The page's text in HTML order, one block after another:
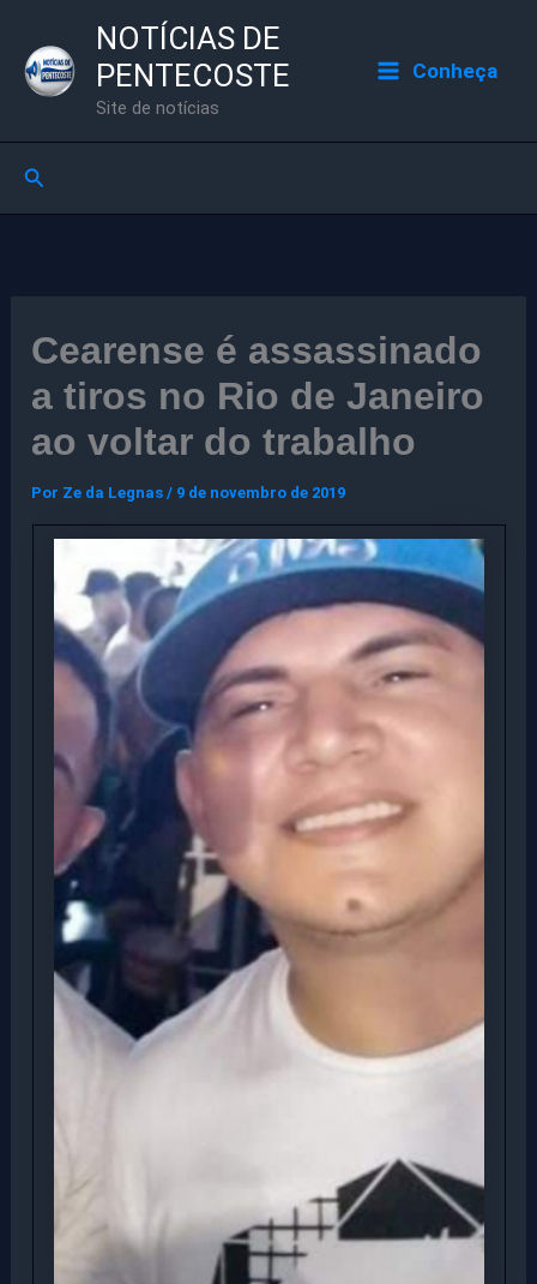
para
NOTÍCIAS DE
PENTECOSTE
Site de notícias
Conheça
Pesquisar
Cearense é assassinado
a tiros no Rio de Janeiro
ao voltar do trabalho
Por Ze da Legnas/ 9 de novembro de 2019